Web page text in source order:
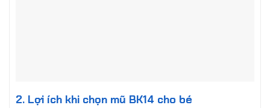
2. Lợi ích khi chọn mũ BK14 cho bé